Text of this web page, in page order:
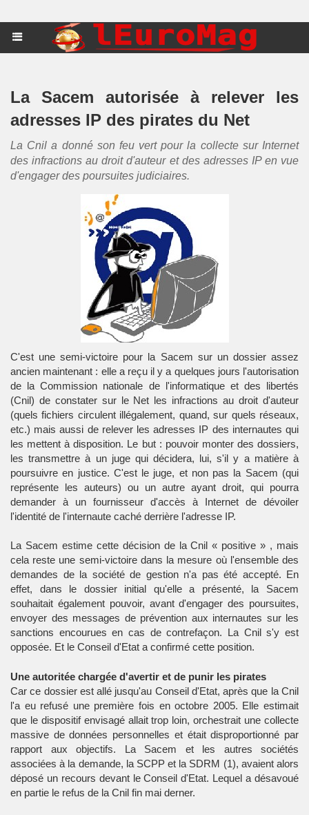
La Sacem autorisée à relever les
adresses IP des pirates du Net
La Cnil a donné son feu vert pour la collecte sur Internet
des infractions au droit d'auteur et des adresses IP en vue
d'engager des poursuites judiciaires.
C'est une semi-victoire pour la Sacem sur un dossier assez
ancien maintenant : elle a reçu il y a quelques jours l'autorisation
de la Commission nationale de l'informatique et des libertés
(Cnil) de constater sur le Net les infractions au droit d'auteur
(quels fichiers circulent illégalement, quand, sur quels réseaux,
etc.) mais aussi de relever les adresses IP des internautes qui
les mettent à disposition. Le but : pouvoir monter des dossiers,
les transmettre à un juge qui décidera, lui, s'il y a matière à
poursuivre en justice. C'est le juge, et non pas la Sacem (qui
représente les auteurs) ou un autre ayant droit, qui pourra
demander à un fournisseur d'accès à Internet de dévoiler
l'identité de l'internaute caché derrière l'adresse IP.
La Sacem estime cette décision de la Cnil « positive » , mais
cela reste une semi-victoire dans la mesure où l'ensemble des
demandes de la société de gestion n'a pas été accepté. En
effet, dans le dossier initial qu'elle a présenté, la Sacem
souhaitait également pouvoir, avant d'engager des poursuites,
envoyer des messages de prévention aux internautes sur les
sanctions encourues en cas de contrefaçon. La Cnil s'y est
opposée. Et le Conseil d'Etat a confirmé cette position.
Une autoritée chargée d'avertir et de punir les pirates
Car ce dossier est allé jusqu'au Conseil d'Etat, après que la Cnil
l'a eu refusé une première fois en octobre 2005. Elle estimait
que le dispositif envisagé allait trop loin, orchestrait une collecte
massive de données personnelles et était disproportionné par
rapport aux objectifs. La Sacem et les autres sociétés
associées à la demande, la SCPP et la SDRM (1), avaient alors
déposé un recours devant le Conseil d'Etat. Lequel a désavoué
en partie le refus de la Cnil fin mai derner.